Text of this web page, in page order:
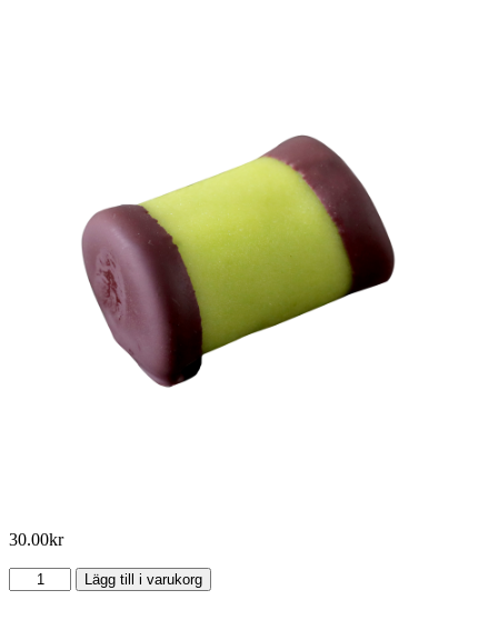
30.00kr
Punschrulle
mängd
Lägg till i varukorg